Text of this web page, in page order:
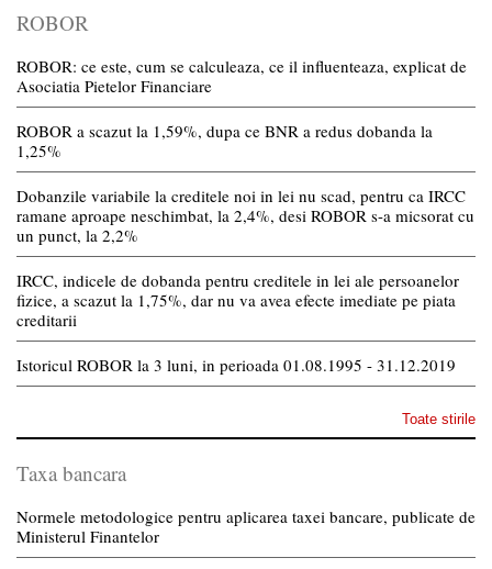
ROBOR
ROBOR: ce este, cum se calculeaza, ce il influenteaza, explicat de
Asociatia Pietelor Financiare
ROBOR a scazut la 1,59%, dupa ce BNR a redus dobanda la
1,25%
Dobanzile variabile la creditele noi in lei nu scad, pentru ca IRCC
ramane aproape neschimbat, la 2,4%, desi ROBOR s-a micsorat cu
un punct, la 2,2%
IRCC, indicele de dobanda pentru creditele in lei ale persoanelor
fizice, a scazut la 1,75%, dar nu va avea efecte imediate pe piata
creditarii
Istoricul ROBOR la 3 luni, in perioada 01.08.1995 - 31.12.2019
Toate stirile
Taxa bancara
Normele metodologice pentru aplicarea taxei bancare, publicate de
Ministerul Finantelor